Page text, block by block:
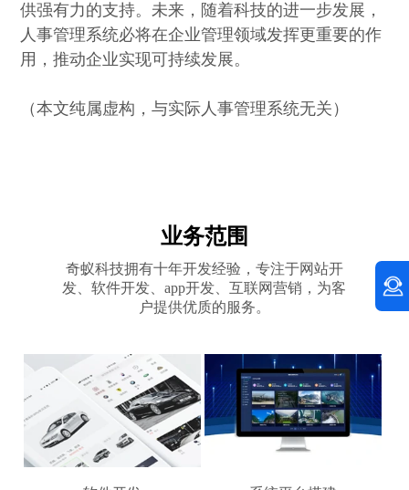
供强有力的支持。未来，随着科技的进一步发展，
人事管理系统必将在企业管理领域发挥更重要的作
用，推动企业实现可持续发展。
（本文纯属虚构，与实际人事管理系统无关）
业务范围
奇蚁科技拥有十年开发经验，专注于网站开
发、软件开发、app开发、互联网营销，为客
户提供优质的服务。